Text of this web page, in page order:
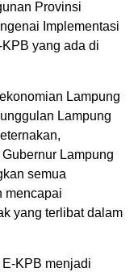
Provinsi
Implementasi
yang ada di
Lampung
Lampung
Lampung
semua
mencapai
yang terlibat dalam
KPB menjadi